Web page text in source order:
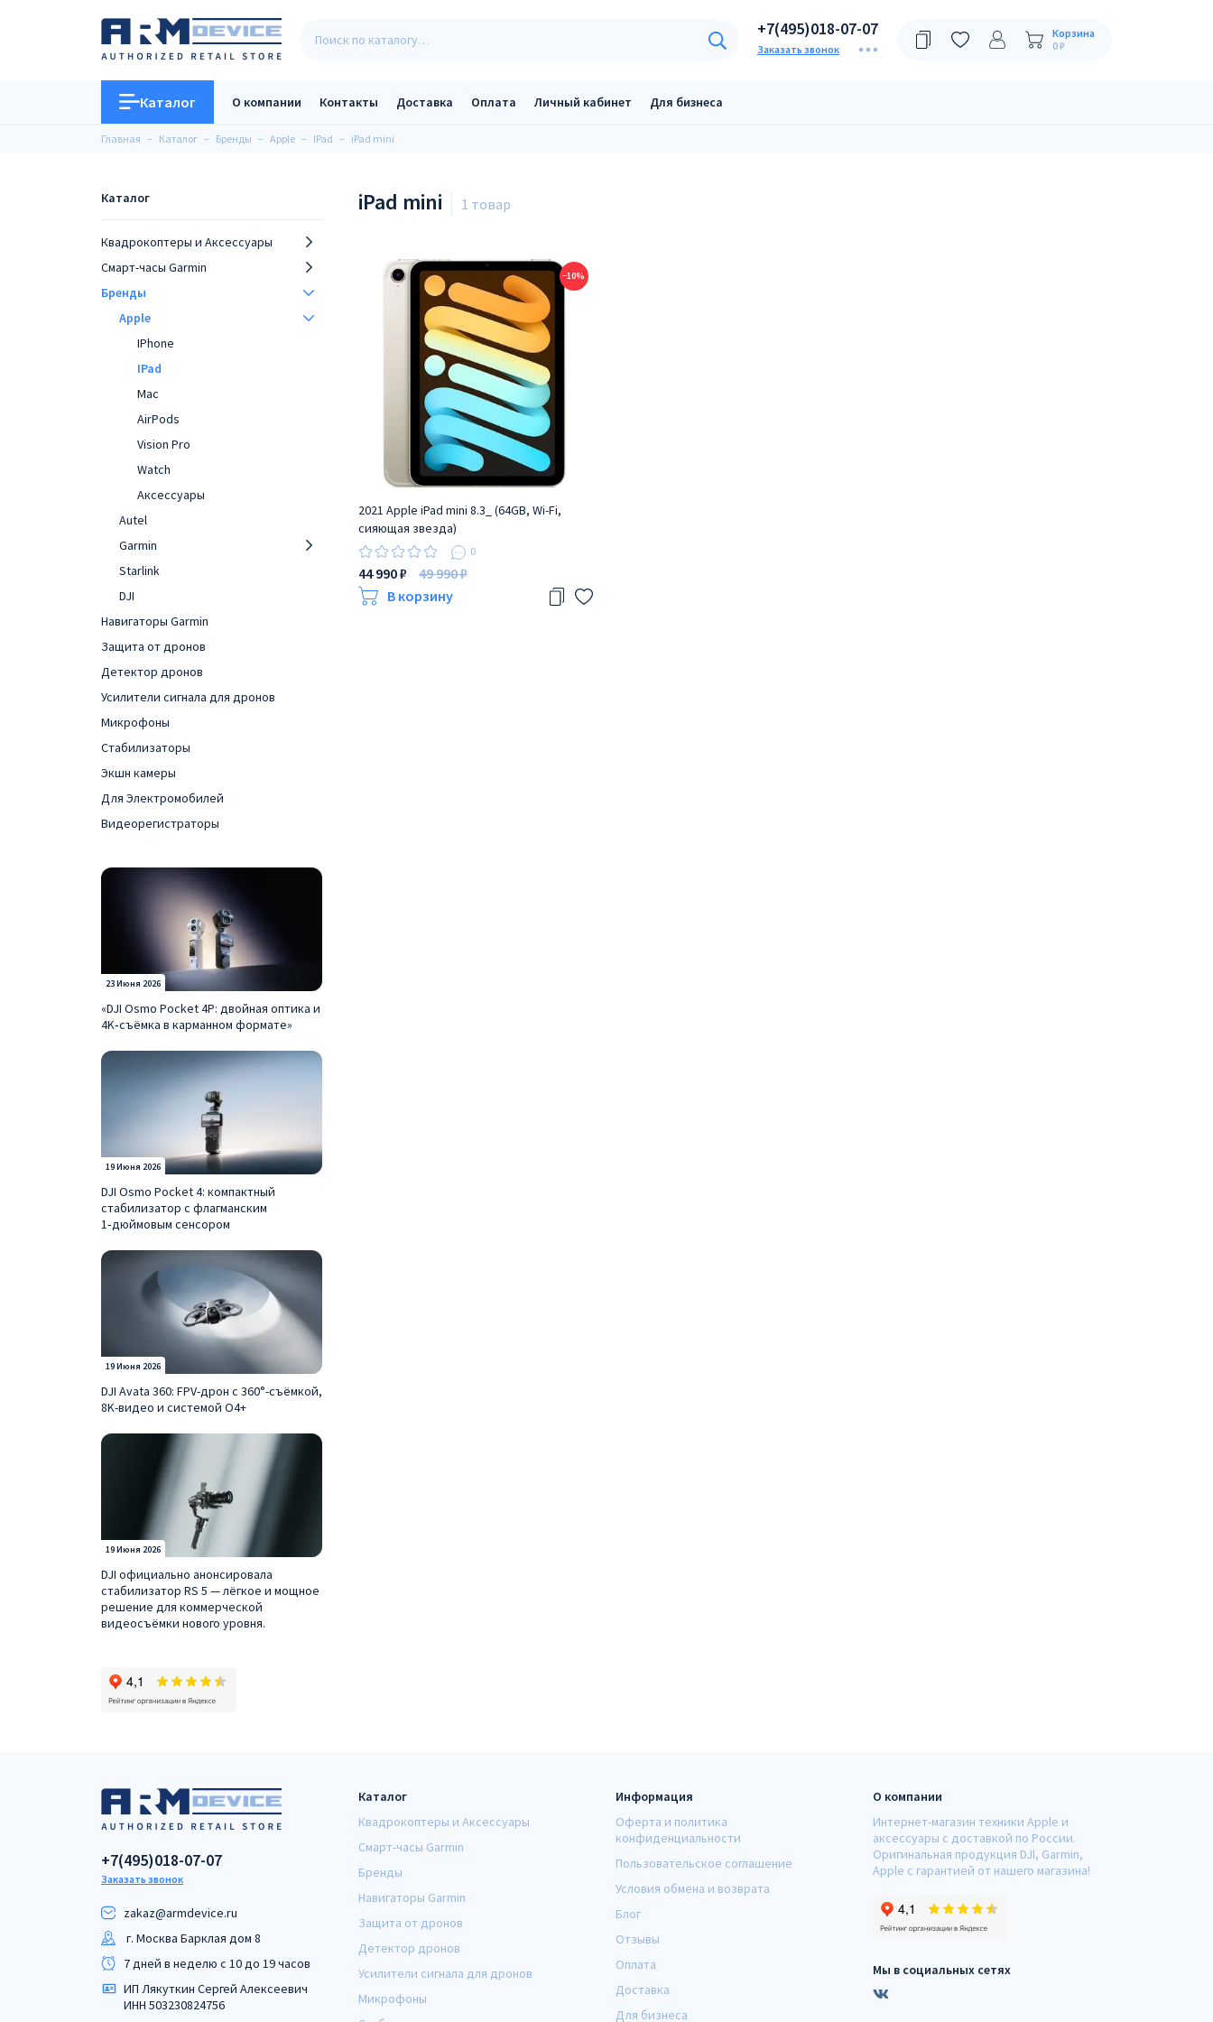
+7(495)018-07-07
Заказать звонок
Корзина
0 ₽
Каталог О компании Контакты Доставка Оплата Личный кабинет Для бизнеса
Главная Каталог Бренды Apple IPad iPad mini
Каталог
Квадрокоптеры и Аксессуары
Смарт-часы Garmin
Бренды
Apple
IPhone
IPad
Mac
AirPods
Vision Pro
Watch
Аксессуары
Autel
Garmin
Starlink
DJI
Навигаторы Garmin
Защита от дронов
Детектор дронов
Усилители сигнала для дронов
Микрофоны
Стабилизаторы
Экшн камеры
Для Электромобилей
Видеорегистраторы
23 Июня 2026
«DJI Osmo Pocket 4P: двойная оптика и
4K‑съёмка в карманном формате»
19 Июня 2026
DJI Osmo Pocket 4: компактный
стабилизатор с флагманским
1‑дюймовым сенсором
19 Июня 2026
DJI Avata 360: FPV-дрон с 360°-съёмкой,
8K-видео и системой O4+
19 Июня 2026
DJI официально анонсировала
стабилизатор RS 5 — лёгкое и мощное
решение для коммерческой
видеосъёмки нового уровня.
iPad mini
−10%
2021 Apple iPad mini 8.3_ (64GB, Wi-Fi,
сияющая звезда)
0
44 990 ₽
49 990 ₽
В корзину
+7(495)018-07-07
Заказать звонок
zakaz@armdeviсe.ru
г. Москва Барклая дом 8
7 дней в неделю с 10 до 19 часов
ИП Лякуткин Сергей Алексеевич
ИНН 503230824756
Каталог
Квадрокоптеры и Аксессуары
Смарт-часы Garmin
Бренды
Навигаторы Garmin
Защита от дронов
Детектор дронов
Усилители сигнала для дронов
Микрофоны
Информация
Оферта и политика
конфиденциальности
Пользовательское соглашение
Условия обмена и возврата
Блог
Отзывы
Оплата
Доставка
Для бизнеса
О компании
Интернет-магазин техники Apple и
аксессуары с доставкой по России.
Оригинальная продукция DJI, Garmin,
Apple с гарантией от нашего магазина!
Мы в социальных сетях